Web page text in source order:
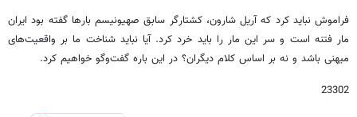
فراموش نباید کرد که آریل شارون، کشتارگر سابق صهیونیسم بارها گفته بود ایران
مار فتنه است و سر این مار را باید خرد کرد. آیا نباید شناخت ما بر واقعیت‌های
میهنی باشد و نه بر اساس کلام دیگران؟ در این باره گفت‌وگو خواهیم کرد.
23302